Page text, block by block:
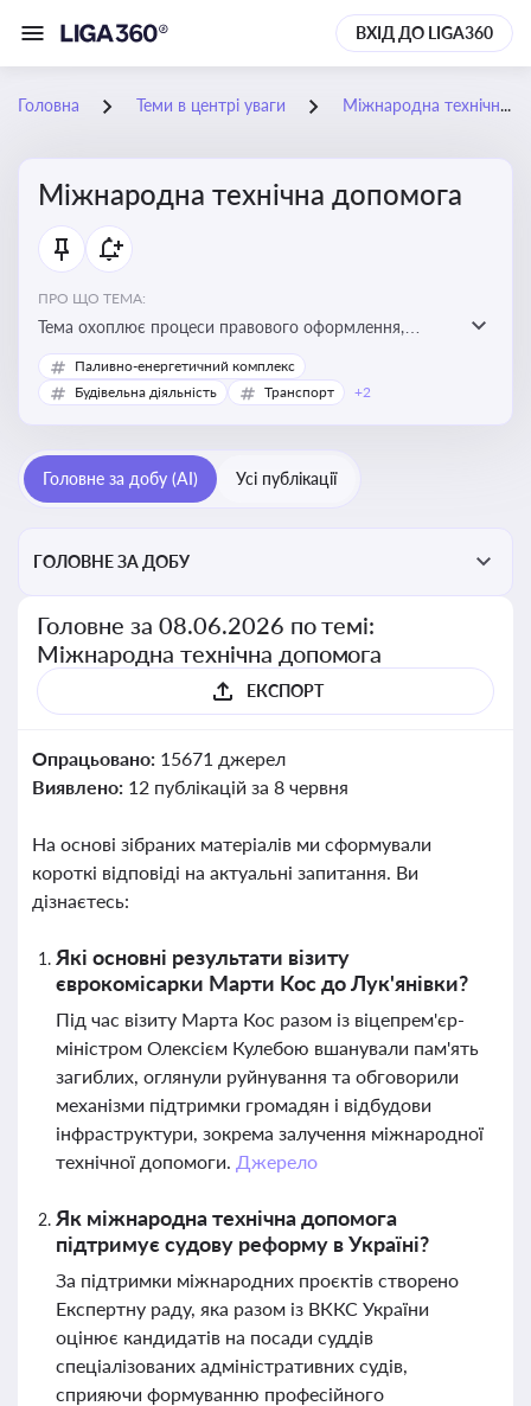
ВХІД ДО LIGA360
Головна Теми в центрі уваги Міжнародна технічна допомога
Міжнародна технічна допомога
ПРО ЩО ТЕМА:
Тема охоплює процеси правового оформлення,
адміністрування і контролю технічної допомоги, що
надається Україні з-за кордону, і є критично
Паливно-енергетичний комплекс
Будівельна діяльність
Транспорт +2
Головне за добу (AI) Усі публікації
ГОЛОВНЕ ЗА ДОБУ
Головне за 08.06.2026 по темі:
Міжнародна технічна допомога
ЕКСПОРТ
Опрацьовано: 15671 джерел
Виявлено: 12 публікацій за 8 червня
На основі зібраних матеріалів ми сформували
короткі відповіді на актуальні запитання. Ви
дізнаєтесь:
Які основні результати візиту
єврокомісарки Марти Кос до Лук'янівки?
Під час візиту Марта Кос разом із віцепрем'єр-
міністром Олексієм Кулебою вшанували пам'ять
загиблих, оглянули руйнування та обговорили
механізми підтримки громадян і відбудови
інфраструктури, зокрема залучення міжнародної
технічної допомоги. Джерело
Як міжнародна технічна допомога
підтримує судову реформу в Україні?
За підтримки міжнародних проєктів створено
Експертну раду, яка разом із ВККС України
оцінює кандидатів на посади суддів
спеціалізованих адміністративних судів,
сприяючи формуванню професійного